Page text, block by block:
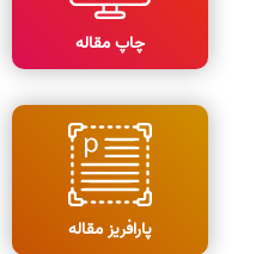
چاپ مقاله
پارافریز مقاله